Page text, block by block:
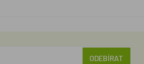
ODEBÍRAT